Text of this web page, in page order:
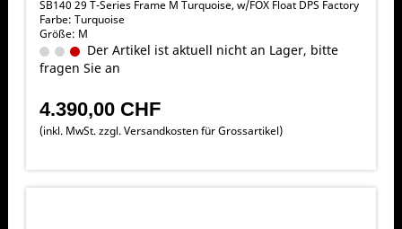
SB140 29 T-Series Frame M Turquoise, w/FOX Float DPS Factory
Farbe: Turquoise
Größe: M
Der Artikel ist aktuell nicht an Lager, bitte
fragen Sie an
4.390,00 CHF
(inkl. MwSt. zzgl.Versandkosten für Grossartikel)